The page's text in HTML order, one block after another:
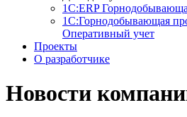
1С:ERP
1С:Горнодобывающая
Оперативный учет
Проекты
О разработчике
Новости